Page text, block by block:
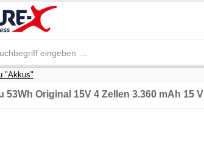
"Akkus"
53Wh Original 15V 4 Zellen 3.360 mAh 15 V